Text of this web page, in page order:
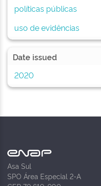
políticas públicas
uso de evidências
Date issued
2020
Asa Sul
SPO Área Especial 2-A